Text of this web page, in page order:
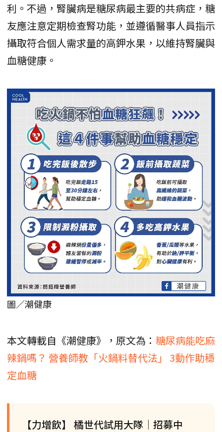
利。不過，腎臟病是糖尿病最主要的共病症，糖
友應注意定期檢查腎功能，並遵循醫事人員指示
攝取符合個人需求量的高鉀水果，以維持腎臟與
血糖健康。
圖／潮健康
本文轉載自《潮健康》，原文為： 糖尿病能吃麻
辣鍋嗎？ 營養師教「火鍋料替代法」 3動作助穩
定血糖
【力增飲】 橘世代試用大隊｜招募中